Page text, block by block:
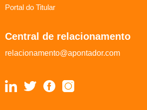
Portal do Titular
Central de relacionamento
relacionamento@apontador.com